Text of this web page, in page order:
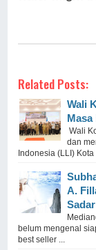
Related Posts:
Wali
Masa
Wali
dan
Indonesia (LLI) Kota
A.
belum mengenal
best seller ...